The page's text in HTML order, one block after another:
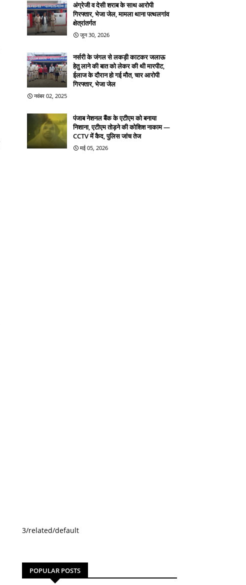
अंग्रेजी व देसी शराब के साथ आरोपी
गिरफ्तार, भेजा जेल, मामला थाना पत्थलगांव
क्षेत्रांतर्गत
जून 30, 2026
नर्सरी के जंगल से लकड़ी काटकर जलाऊ
हेतु लाने की बात को लेकर की थी मारपीट,
ईलाज के दौरान हो गई मौत, चार आरोपी
गिरफ्तार, भेजा जेल
नवंबर 02, 2025
पंजाब नेशनल बैंक के एटीएम को बनाया
निशाना, एटीएम तोड़ने की कोशिश नाकाम —
CCTV में कैद, पुलिस जांच तेज
मई 05, 2026
3/related/default
POPULAR POSTS